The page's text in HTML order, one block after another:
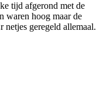
tijd afgerond met de
waren hoog maar de
geregeld allemaal.